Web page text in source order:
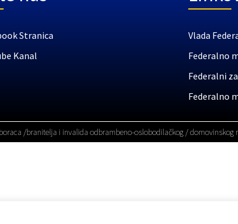
Stranica
Kanal
Vlada
Federalno
Federalni
Federalno
/branitelja i invalida odbrambeno-oslobodilačkog / domovinskog